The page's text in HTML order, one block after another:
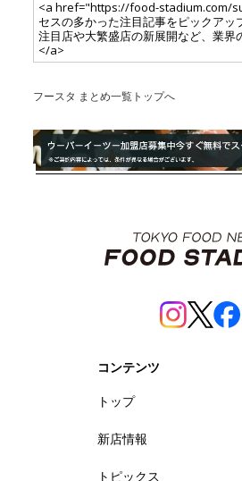
<a href="https://food-stadium.com/
セスの多かった注目記事をピックアッ
注目店や大繁盛店の新展開など、業界
</a>
フースタ まとめ一覧トップへ
コンテンツ
トップ
新店情報
トピックス